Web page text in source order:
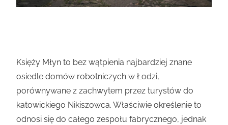
Księży Młyn to bez wątpienia najbardziej znane
osiedle domów robotniczych w Łodzi,
porównywane z zachwytem przez turystów do
katowickiego Nikiszowca. Właściwie określenie to
odnosi się do całego zespołu fabrycznego, jednak